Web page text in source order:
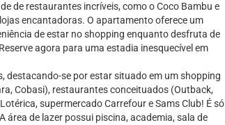
de restaurantes incríveis, como o Coco Bambu e
encantadoras. O apartamento oferece um
de estar no shopping enquanto desfruta de
agora para uma estadia inesquecível em
destacando-se por estar situado em um shopping
Cobasi), restaurantes conceituados (Outback,
supermercado Carrefour e Sams Club! É só
área de lazer possui piscina, academia, sala de